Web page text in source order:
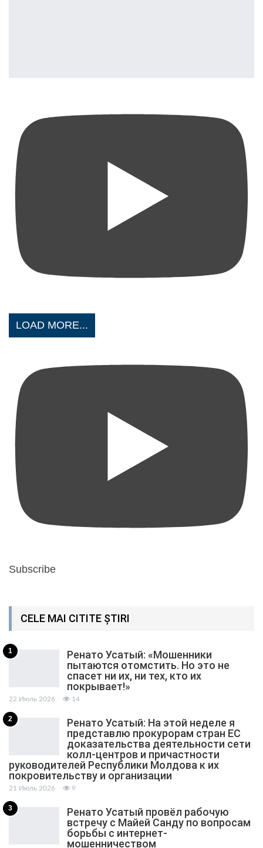
LOAD MORE...
Subscribe
CELE MAI CITITE ȘTIRI
1
Ренато Усатый: «Мошенники
пытаются отомстить. Но это не
спасет ни их, ни тех, кто их
покрывает!»
22 Июль 2026 14
2
Ренато Усатый: На этой неделе я
представлю прокурорам стран ЕС
доказательства деятельности сети
колл-центров и причастности
руководителей Республики Молдова к их
покровительству и организации
21 Июль 2026 9
3
Ренато Усатый провёл рабочую
встречу с Майей Санду по вопросам
борьбы с интернет-
мошенничеством